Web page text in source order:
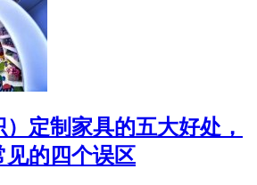
）定制家具的五大好处，
见的四个误区